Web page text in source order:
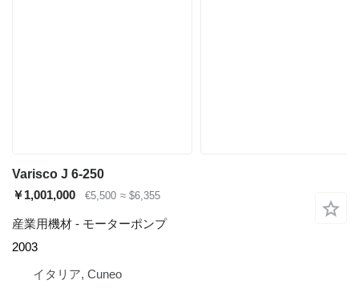
Varisco J 6-250
￥1,001,000
€5,500 ≈ $6,355
産業用機材 - モーターポンプ
2003
イタリア, Cuneo